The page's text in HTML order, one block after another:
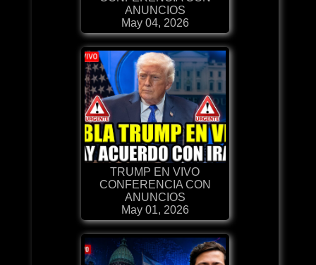
ANUNCIOS
May 04, 2026
TRUMP EN VIVO
CONFERENCIA CON
ANUNCIOS
May 01, 2026